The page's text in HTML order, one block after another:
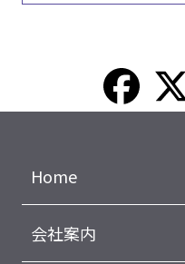
Home
会社案内